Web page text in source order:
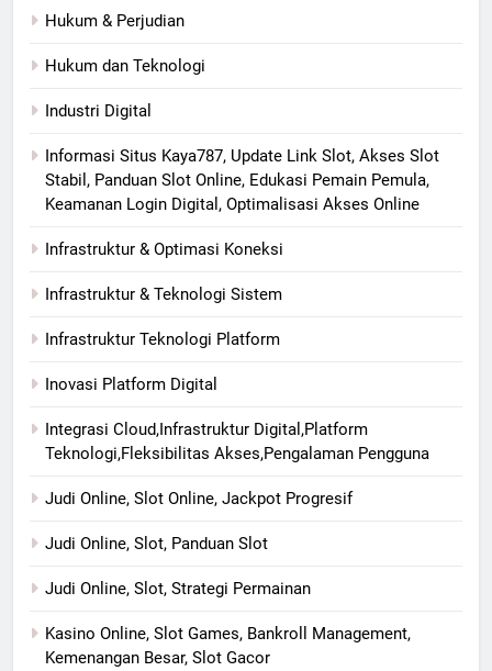
Hukum & Perjudian
Hukum dan Teknologi
Industri Digital
Informasi Situs Kaya787, Update Link Slot, Akses Slot
Stabil, Panduan Slot Online, Edukasi Pemain Pemula,
Keamanan Login Digital, Optimalisasi Akses Online
Infrastruktur & Optimasi Koneksi
Infrastruktur & Teknologi Sistem
Infrastruktur Teknologi Platform
Inovasi Platform Digital
Integrasi Cloud,Infrastruktur Digital,Platform
Teknologi,Fleksibilitas Akses,Pengalaman Pengguna
Judi Online, Slot Online, Jackpot Progresif
Judi Online, Slot, Panduan Slot
Judi Online, Slot, Strategi Permainan
Kasino Online, Slot Games, Bankroll Management,
Kemenangan Besar, Slot Gacor